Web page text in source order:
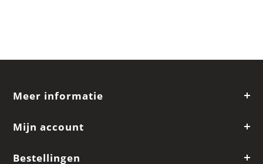
Meer informatie
Mijn account
Bestellingen